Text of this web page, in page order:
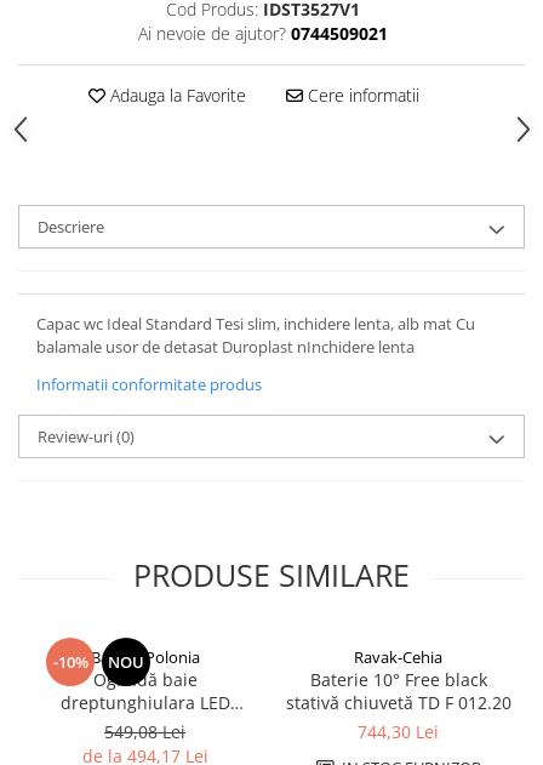
Rezervoare aparente
Cadre incastrate
Cabine de dus
Paravane de dus Walk
Panouri si usi de dus
Cadite de dus
Mobilier baie
Seturi mobilier baie
Oglinzi baie, oglinzi cosmetice si
corpuri de iluminat
Suport periute dinti
Perii WC
Dozator sapun
Etajere baie
Cuiere si suporti prosop
Cod Produs: IDST3527V1
Ai nevoie de ajutor? 0744509021
Adauga la Favorite Cere informatii
Descriere
Capac wc Ideal Standard Tesi slim, inchidere lenta, alb mat Cu
balamale usor de detasat Duroplast nInchidere lenta
Informatii conformitate produs
Review-uri(0)
PRODUSE SIMILARE
-10% NOU
Balneo-Polonia
Oglindă baie
dreptunghiulara LED
Balneo Cosmo 50x70 cm,
iluminare modernă
549,08 Lei
de la 494,17 Lei
Ravak-Cehia
Baterie 10° Free black
stativă chiuvetă TD F 012.20
744,30 Lei